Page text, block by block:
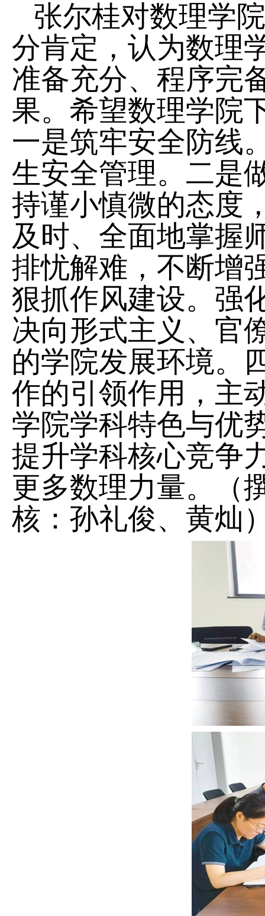
张尔桂对数理学
分肯定，认为数理
准备充分、程序完
果。希望数理学院
一是筑牢安全防线
生安全管理。二是
持谨小慎微的态度
及时、全面地掌握
排忧解难，不断增
狠抓作风建设。强
决向形式主义、官
的学院发展环境。
作的引领作用，主
学院学科特色与优
提升学科核心竞争
更多数理力量。
核：孙礼俊、黄灿